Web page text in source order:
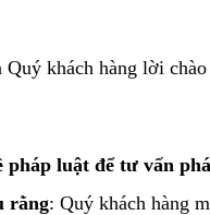
khách hàng lời
pháp luật để tư vấn
rằng: Quý khách hàng